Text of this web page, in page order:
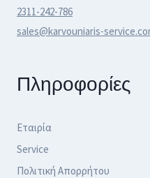
2311-242-786
sales@karvouniaris-
Πληροφορίες
Εταιρία
Service
Πολιτική Απορρήτου